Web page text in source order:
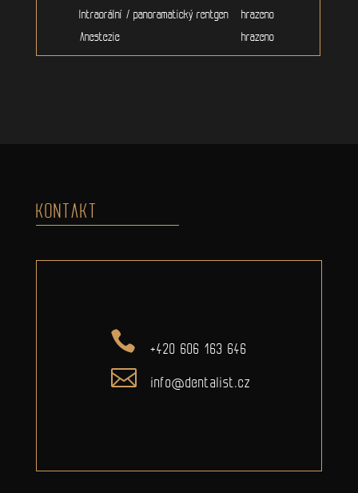
Intraorální / panoramatický rentgen hrazeno
Anestezie hrazeno
KONTAKT
+420 606 163 646
info@dentalist.cz